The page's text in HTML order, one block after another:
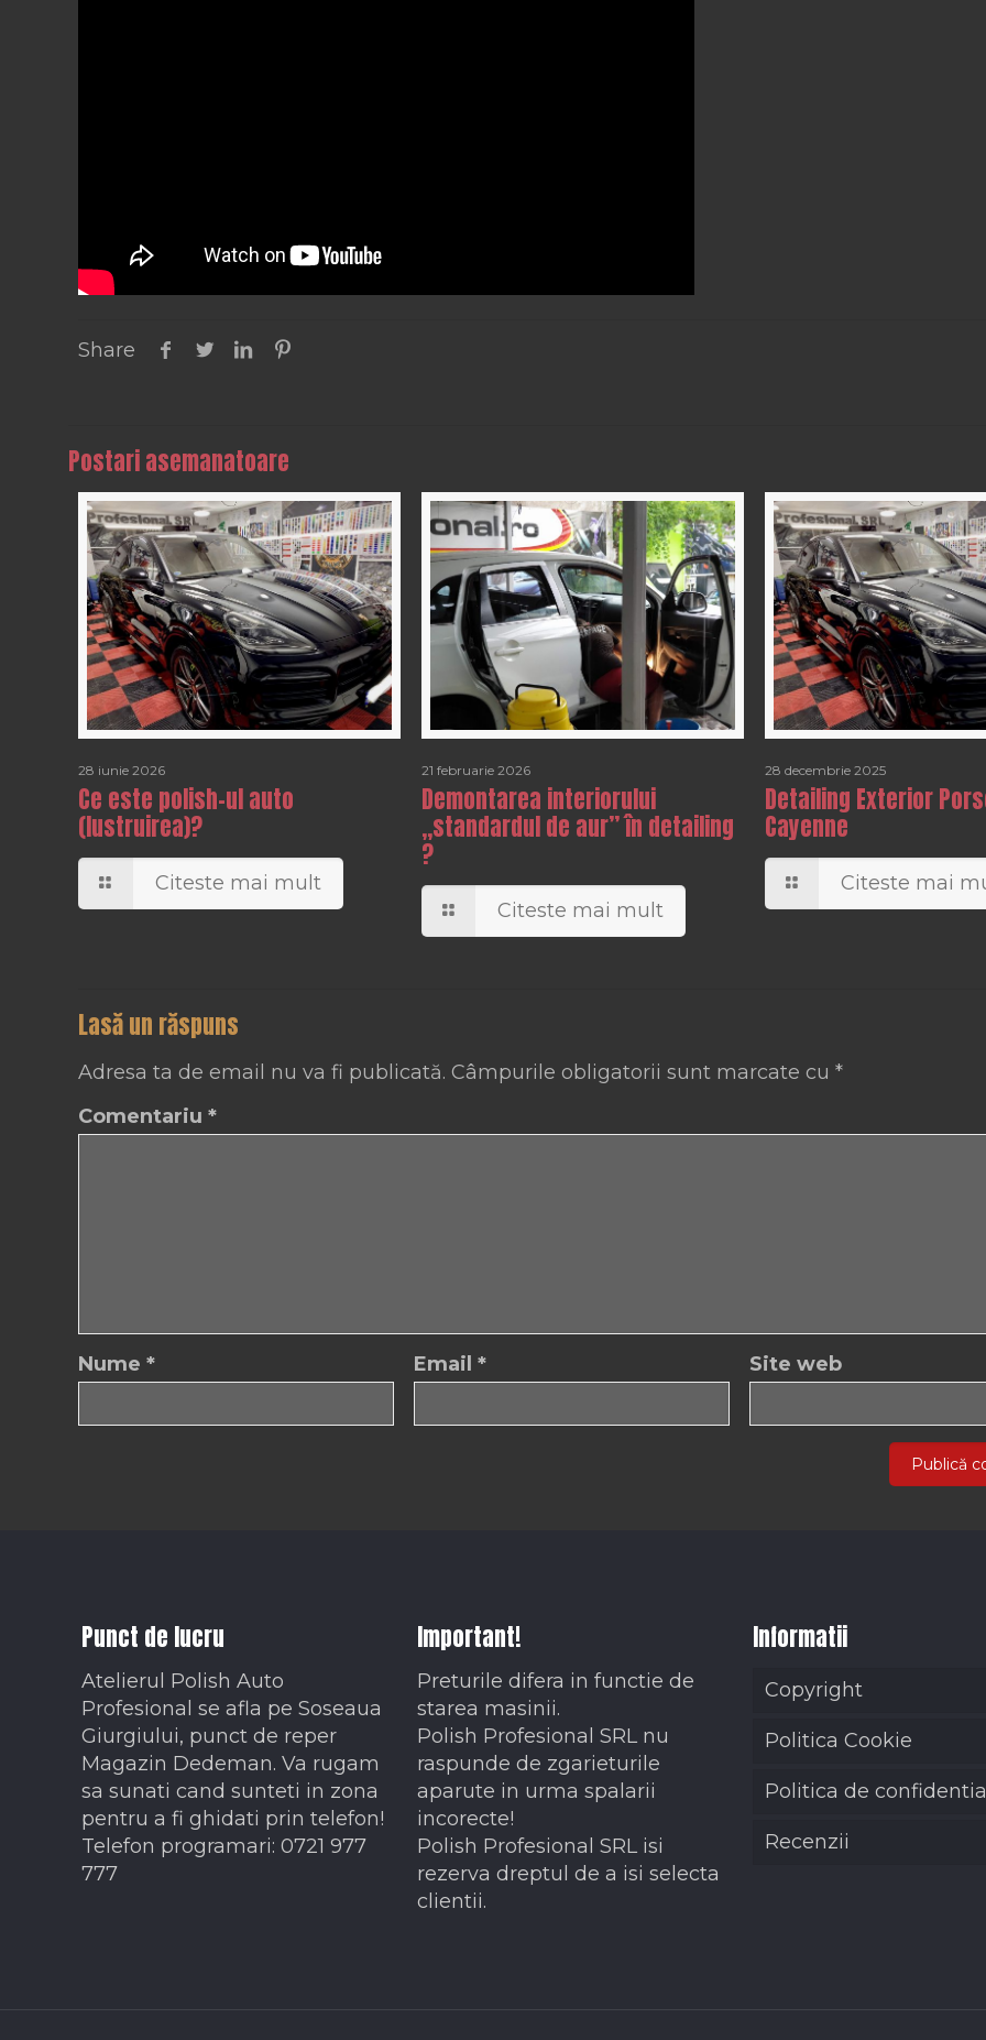
Share
Postari asemanatoare
28 iunie 2026
Ce este polish-ul auto
(lustruirea)?
Citeste mai mult
21 februarie 2026
Demontarea interiorului
„standardul de aur” în detailing
?
Citeste mai mult
28 decembrie 2025
Detailing Exterior
Cayenne
Citeste mai
Lasă un răspuns
Adresa ta de email nu va fi publicată. Câmpurile obligatorii sunt marcate cu*
Comentariu*
Nume* Email* Site web
Punct de lucru
Atelierul Polish Auto
Profesional se afla pe Soseaua
Giurgiului, punct de reper
Magazin Dedeman. Va rugam
sa sunati cand sunteti in zona
pentru a fi ghidati prin telefon!
Telefon programari: 0721 977
777
Important!
Preturile difera in functie de
starea masinii.
Polish Profesional SRL nu
raspunde de zgarieturile
aparute in urma spalarii
incorecte!
Polish Profesional SRL isi
rezerva dreptul de a isi selecta
clientii.
Informatii
Copyright
Politica Cookie
Politica de
Recenzii